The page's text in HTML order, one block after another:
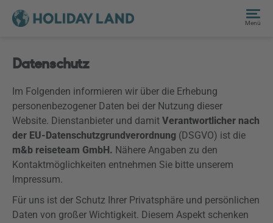
Menü
Datenschutz
Im Folgenden informieren wir über die Erhebung
personenbezogener Daten bei der Nutzung dieser
Website. Dienstanbieter und damit Verantwortlicher nach
der EU-Datenschutzgrundverordnung (DSGVO) ist die
m&b reiseteam GmbH. Nähere Angaben zu den
Kontaktmöglichkeiten entnehmen Sie bitte unserem
Impressum.
Für uns ist der Schutz Ihrer Privatsphäre und persönlichen
Daten von großer Wichtigkeit. Diesem Aspekt schenken